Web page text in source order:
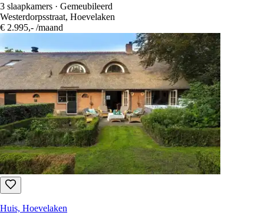
3 slaapkamers · Gemeubileerd
Westerdorpsstraat, Hoevelaken
€ 2.995,- /maand
Huis, Hoevelaken